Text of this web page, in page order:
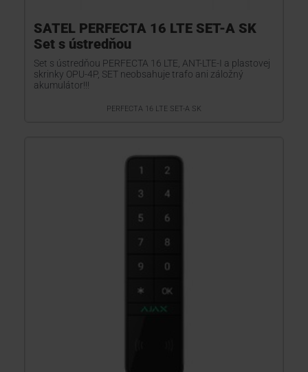
SATEL PERFECTA 16 LTE SET-A SK
Set s ústredňou
Set s ústredňou PERFECTA 16 LTE, ANT-LTE-I a plastovej
skrinky OPU-4P, SET neobsahuje trafo ani záložný
akumulátor!!!
PERFECTA 16 LTE SET-A SK